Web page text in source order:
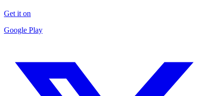
Get it on
Google Play